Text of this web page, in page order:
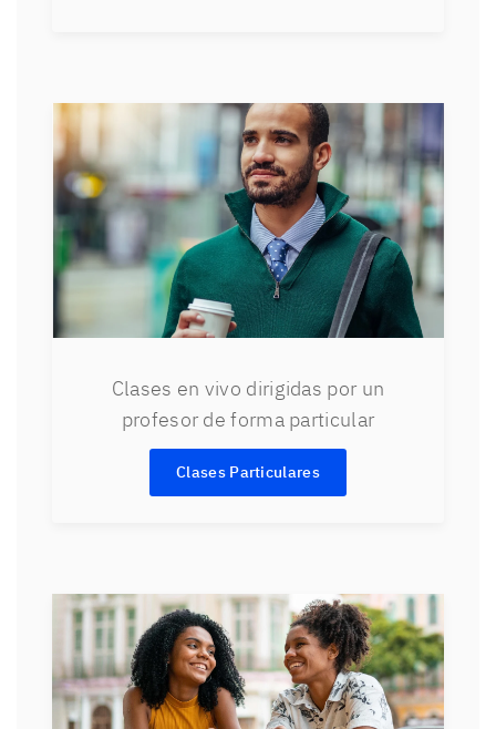
Clases en vivo dirigidas por un
profesor de forma particular
Clases Particulares